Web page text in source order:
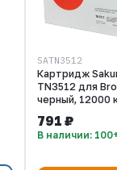
SATN3512
Картридж
TN3512 для
черный, 12000
791 ₽
В наличии: